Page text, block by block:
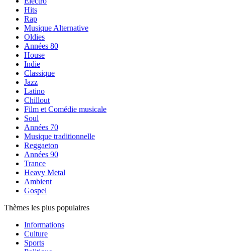
Hits
Rap
Musique Alternative
Oldies
Années 80
House
Indie
Classique
Jazz
Latino
Chillout
Film et Comédie musicale
Soul
Années 70
Musique traditionnelle
Reggaeton
Années 90
Trance
Heavy Metal
Ambient
Gospel
Thèmes les plus populaires
Informations
Culture
Sports